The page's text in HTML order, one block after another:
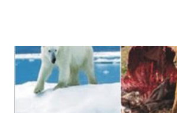
menetas menjadi anak unggas. Di
yang, jika mendapatkan suhu,
yang tepat, akan berkembang hingga
cangkang. Proses ini dapat terjadi